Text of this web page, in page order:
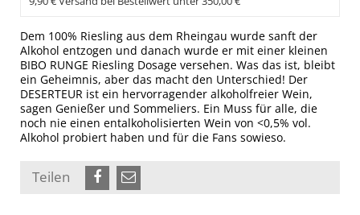
Dem 100% Riesling aus dem Rheingau wurde sanft der
Alkohol entzogen und danach wurde er mit einer kleinen
BIBO RUNGE Riesling Dosage versehen. Was das ist, bleibt
ein Geheimnis, aber das macht den Unterschied! Der
DESERTEUR ist ein hervorragender alkoholfreier Wein,
sagen Genießer und Sommeliers. Ein Muss für alle, die
noch nie einen entalkoholisierten Wein von <0,5% vol.
Alkohol probiert haben und für die Fans sowieso.
Teilen